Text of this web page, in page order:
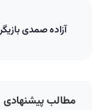
آزاده صمدی
مطالب پیشنهادی